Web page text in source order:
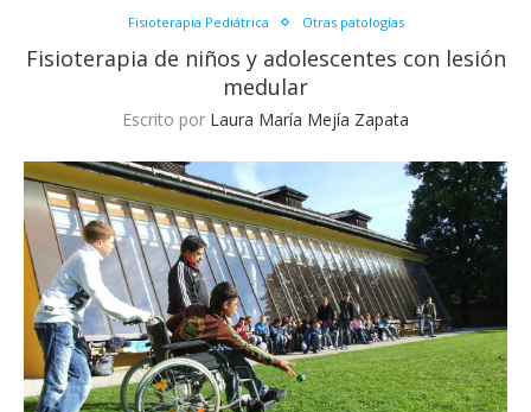
Fisioterapia Pediátrica Otras patologías
Fisioterapia de niños y adolescentes con lesión
medular
Escrito por Laura María Mejía Zapata